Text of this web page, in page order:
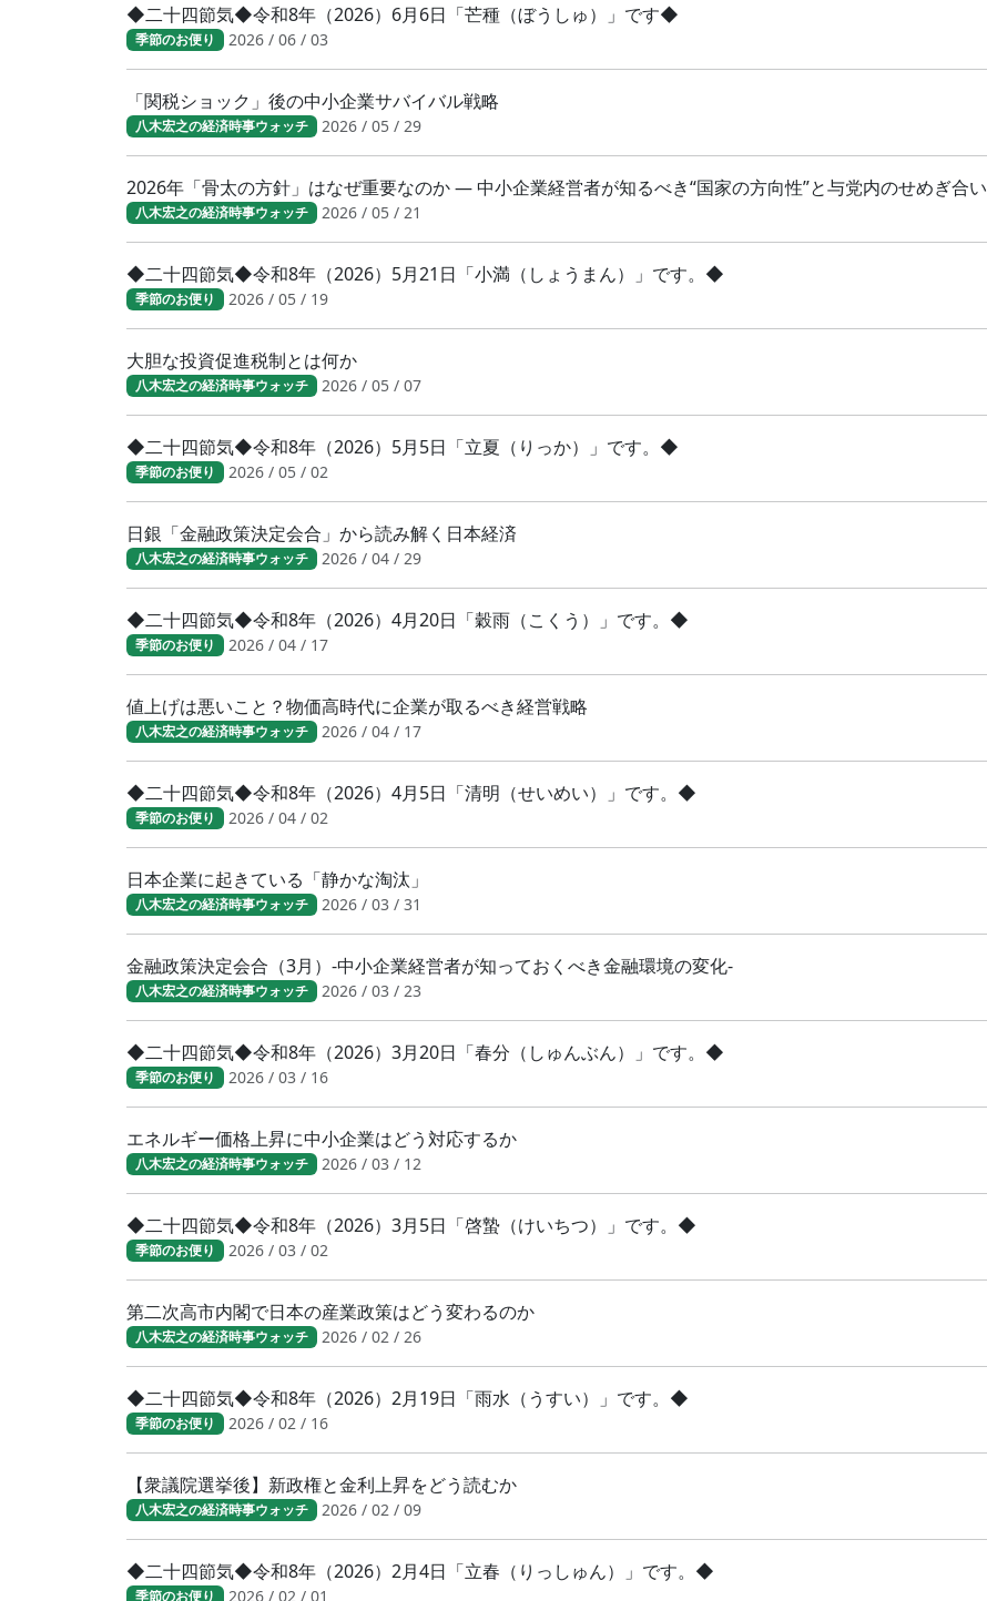
◆二十四節気◆令和8年（2026）6月6日「芒種（ぼうしゅ）」です◆
季節のお便り 2026 / 06 / 03
「関税ショック」後の中小企業サバイバル戦略
八木宏之の経済時事ウォッチ 2026 / 05 / 29
2026年「骨太の方針」はなぜ重要なのか ― 中小企業経営者が知るべき“国家の方向性”と与党内のせめぎ合い
八木宏之の経済時事ウォッチ 2026 / 05 / 21
◆二十四節気◆令和8年（2026）5月21日「小満（しょうまん）」です。◆
季節のお便り 2026 / 05 / 19
大胆な投資促進税制とは何か
八木宏之の経済時事ウォッチ 2026 / 05 / 07
◆二十四節気◆令和8年（2026）5月5日「立夏（りっか）」です。◆
季節のお便り 2026 / 05 / 02
日銀「金融政策決定会合」から読み解く日本経済
八木宏之の経済時事ウォッチ 2026 / 04 / 29
◆二十四節気◆令和8年（2026）4月20日「穀雨（こくう）」です。◆
季節のお便り 2026 / 04 / 17
値上げは悪いこと？物価高時代に企業が取るべき経営戦略
八木宏之の経済時事ウォッチ 2026 / 04 / 17
◆二十四節気◆令和8年（2026）4月5日「清明（せいめい）」です。◆
季節のお便り 2026 / 04 / 02
日本企業に起きている「静かな淘汰」
八木宏之の経済時事ウォッチ 2026 / 03 / 31
金融政策決定会合（3月）-中小企業経営者が知っておくべき金融環境の変化-
八木宏之の経済時事ウォッチ 2026 / 03 / 23
◆二十四節気◆令和8年（2026）3月20日「春分（しゅんぶん）」です。◆
季節のお便り 2026 / 03 / 16
エネルギー価格上昇に中小企業はどう対応するか
八木宏之の経済時事ウォッチ 2026 / 03 / 12
◆二十四節気◆令和8年（2026）3月5日「啓蟄（けいちつ）」です。◆
季節のお便り 2026 / 03 / 02
第二次高市内閣で日本の産業政策はどう変わるのか
八木宏之の経済時事ウォッチ 2026 / 02 / 26
◆二十四節気◆令和8年（2026）2月19日「雨水（うすい）」です。◆
季節のお便り 2026 / 02 / 16
【衆議院選挙後】新政権と金利上昇をどう読むか
八木宏之の経済時事ウォッチ 2026 / 02 / 09
◆二十四節気◆令和8年（2026）2月4日「立春（りっしゅん）」です。◆
季節のお便り 2026 / 02 / 01